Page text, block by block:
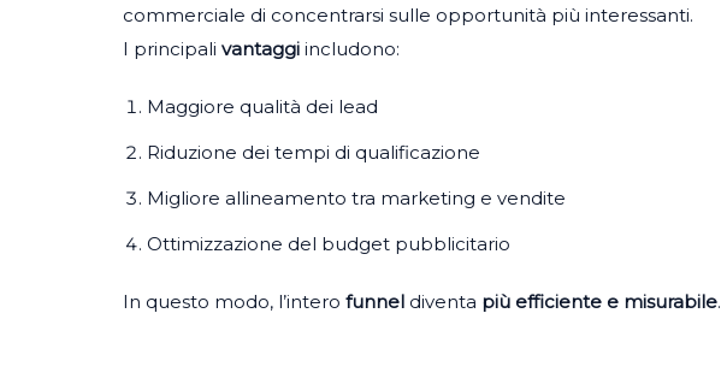
commerciale di concentrarsi sulle opportunità più interessanti.
I principali vantaggi includono:
Maggiore qualità dei lead
Riduzione dei tempi di qualificazione
Migliore allineamento tra marketing e vendite
Ottimizzazione del budget pubblicitario
In questo modo, l’intero funnel diventa più efficiente e misurabile.